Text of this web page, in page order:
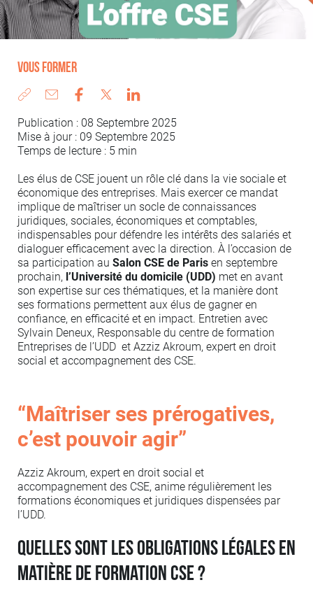
Vous former
Publication : 08 Septembre 2025
Mise à jour : 09 Septembre 2025
Temps de lecture : 5 min
Les élus de CSE jouent un rôle clé dans la vie sociale et
économique des entreprises. Mais exercer ce mandat
implique de maîtriser un socle de connaissances
juridiques, sociales, économiques et comptables,
indispensables pour défendre les intérêts des salariés et
dialoguer efficacement avec la direction. À l’occasion de
sa participation au Salon CSE de Paris en septembre
prochain, l’Université du domicile (UDD) met en avant
son expertise sur ces thématiques, et la manière dont
ses formations permettent aux élus de gagner en
confiance, en efficacité et en impact. Entretien avec
Sylvain Deneux, Responsable du centre de formation
Entreprises de l’UDD et Azziz Akroum, expert en droit
social et accompagnement des CSE.
“Maîtriser ses prérogatives,
c’est pouvoir agir”
Azziz Akroum, expert en droit social et
accompagnement des CSE, anime régulièrement les
formations économiques et juridiques dispensées par
l’UDD.
Quelles sont les obligations légales en
matière de formation CSE ?